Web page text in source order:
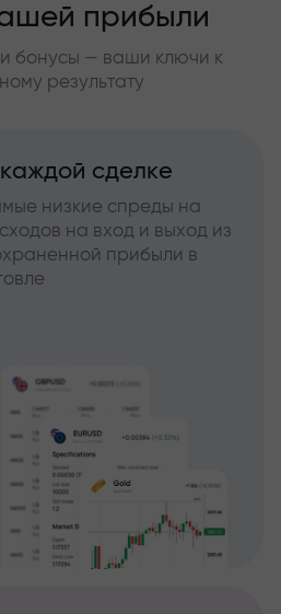
прибыли
бонусы — ваши ключи к
результату
сделке
низкие спреды на
на вход и выход из
прибыли в